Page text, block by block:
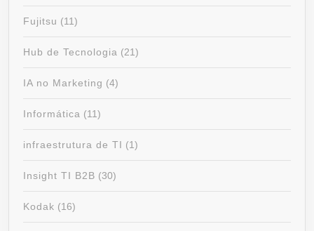
Fujitsu (11)
Hub de Tecnologia (21)
IA no Marketing (4)
Informática (11)
infraestrutura de TI (1)
Insight TI B2B (30)
Kodak (16)